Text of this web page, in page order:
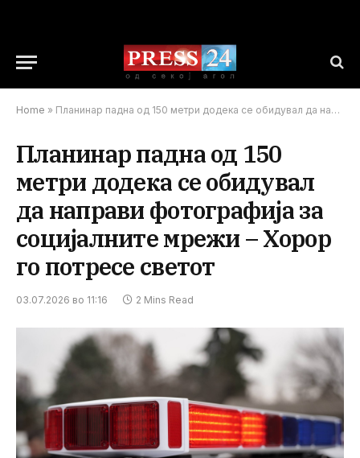
Home » Планинар падна од 150 метри додека се обидувал да направи фотографија за социјалните мрежи – Хорор го потресе светот
Планинар падна од 150
метри додека се обидувал
да направи фотографија за
социјалните мрежи – Хорор
го потресе светот
03.07.2026 во 11:16 2 Mins Read